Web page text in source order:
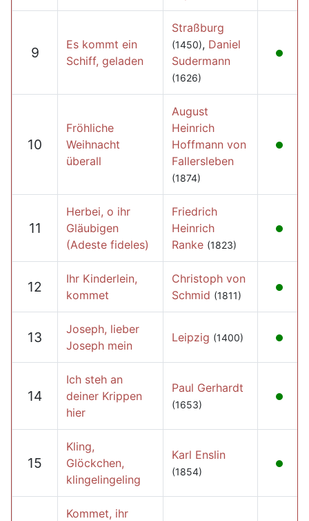
9
Es kommt ein
Schiff, geladen
Straßburg
(1450), Daniel
Sudermann
(1626)
10
Fröhliche
Weihnacht
überall
August
Heinrich
Hoffmann von
Fallersleben
(1874)
11
Herbei, o ihr
Gläubigen
(Adeste fideles)
Friedrich
Heinrich
Ranke (1823)
12
Ihr Kinderlein,
kommet
Christoph von
Schmid (1811)
13
Joseph, lieber
Joseph mein
Leipzig (1400)
14
Ich steh an
deiner Krippen
hier
Paul Gerhardt
(1653)
15
Kling,
Glöckchen,
klingelingeling
Karl Enslin
(1854)
Kommet, ihr